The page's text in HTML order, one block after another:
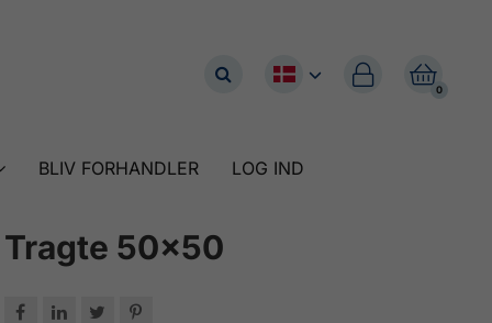

0

BLIV FORHANDLER LOG IND
Tragte 50x50
   